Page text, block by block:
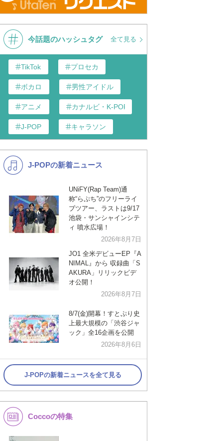
今話題のハッシュタグ 全て見る
TikTok プロセカ
ボカロ 男性アイドル
アニメ カナルビ・K-POP和訳
J-POP キャラソン
K-POP バンド
洋楽
VTuber ディズニー
J-POPの新着ニュース
UNiFY(Rap Team)通
称“らぷち”のフリーライ
ブツアー、ラストは9/17
池袋・サンシャインシテ
ィ 噴水広場！
2026年8月7日
JO1 全米デビューEP『A
NIMAL』から 収録曲「S
AKURA」リリックビデ
オ公開！
2026年8月7日
8/7(金)開幕！すとぷり史
上最大規模の「渋谷ジャ
ック」全16企画を公開
2026年8月6日
J-POPの新着ニュースを全て見る
Coccoの特集